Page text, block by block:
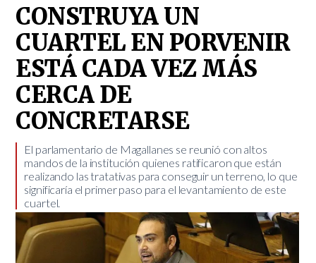
CONSTRUYA UN
CUARTEL EN PORVENIR
ESTÁ CADA VEZ MÁS
CERCA DE
CONCRETARSE
​El parlamentario de Magallanes se reunió con altos
mandos de la institución quienes ratificaron que están
realizando las tratativas para conseguir un terreno, lo que
significaría el primer paso para el levantamiento de este
cuartel.